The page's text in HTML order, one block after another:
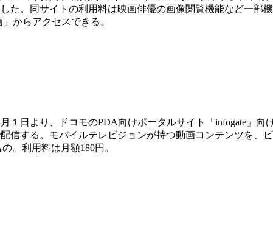
た。同サイトの利用料は映画俳優の画像閲覧機能など一部機
からアクセスできる。
日より、ドコモのPDA向けポータルサイト「infogate」向
信する。モバイルテレビジョンが持つ動画コンテンツを、
。利用料は月額180円。